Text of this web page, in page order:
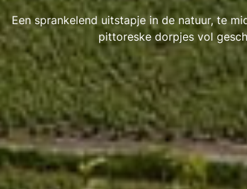
Een sprankelend uitstapje in de natuur, te
pittoreske dorpjes vol